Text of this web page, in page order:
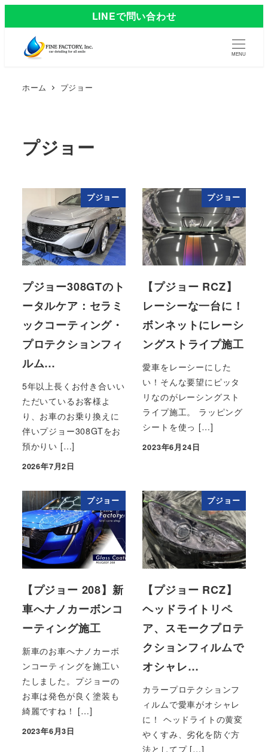
LINEで問い合わせ
MENU
ホーム プジョー
プジョー
プジョー
プジョー308GTのト
ータルケア：セラミ
ックコーティング・
プロテクションフィ
ルム…
5年以上長くお付き合いい
ただいているお客様よ
り、お車のお乗り換えに
伴いプジョー308GTをお
預かりい […]
投稿日
2026年7月2日
プジョー
【プジョー RCZ】
レーシーな一台に！
ボンネットにレーシ
ングストライプ施工
愛車をレーシーにした
い！そんな要望にピッタ
リなのがレーシングスト
ライプ施工。 ラッピング
シートを使っ […]
投稿日
2023年6月24日
プジョー
【プジョー 208】新
車へナノカーボンコ
ーティング施工
新車のお車へナノカーボ
ンコーティングを施工い
たしました。プジョーの
お車は発色が良く塗装も
綺麗ですね！ […]
投稿日
2023年6月3日
プジョー
【プジョー RCZ】
ヘッドライトリペ
ア、スモークプロテ
クションフィルムで
オシャレ…
カラープロテクションフ
ィルムで愛車がオシャレ
に！ ヘッドライトの黄変
やくすみ、劣化を防ぐ方
法としてプ […]